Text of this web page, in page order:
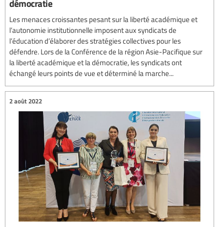
démocratie
Les menaces croissantes pesant sur la liberté académique et
l’autonomie institutionnelle imposent aux syndicats de
l’éducation d’élaborer des stratégies collectives pour les
défendre. Lors de la Conférence de la région Asie-Pacifique sur
la liberté académique et la démocratie, les syndicats ont
échangé leurs points de vue et déterminé la marche...
2 août 2022